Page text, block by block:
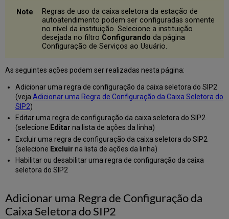
Regras de uso da caixa seletora da estação de
autoatendimento podem ser configuradas somente
no nível da instituição. Selecione a instituição
desejada no filtro Configurando da página
Configuração de Serviços ao Usuário.
As seguintes ações podem ser realizadas nesta página:
Adicionar uma regra de configuração da caixa seletora do SIP2
(veja Adicionar uma Regra de Configuração da Caixa Seletora do
SIP2)
Editar uma regra de configuração da caixa seletora do SIP2
(selecione Editar na lista de ações da linha)
Excluir uma regra de configuração da caixa seletora do SIP2
(selecione Excluir na lista de ações da linha)
Habilitar ou desabilitar uma regra de configuração da caixa
seletora do SIP2
Adicionar uma Regra de Configuração da
Caixa Seletora do SIP2